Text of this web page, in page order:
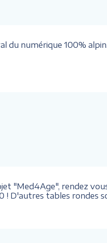
du numérique 100%
"Med4Age", rendez
! D'autres tables rondes